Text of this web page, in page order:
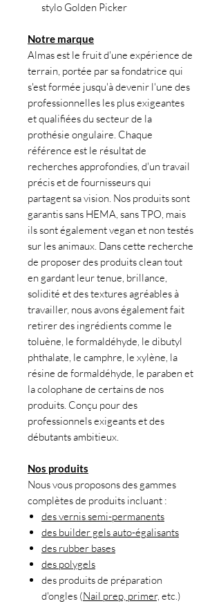
stylo Golden Picker
Notre marque
Almas est le fruit d'une expérience de
terrain, portée par sa fondatrice qui
s'est formée jusqu'à devenir l'une des
professionnelles les plus exigeantes
et qualifiées du secteur de la
prothésie ongulaire. Chaque
référence est le résultat de
recherches approfondies, d'un travail
précis et de fournisseurs qui
partagent sa vision. Nos produits sont
garantis sans HEMA, sans TPO, mais
ils sont également vegan et non testés
sur les animaux. Dans cette recherche
de proposer des produits clean tout
en gardant leur tenue, brillance,
solidité et des textures agréables à
travailler, nous avons également fait
retirer des ingrédients comme le
toluène, le formaldéhyde, le dibutyl
phthalate, le camphre, le xylène, la
résine de formaldéhyde, le paraben et
la colophane de certains de nos
produits. Conçu pour des
professionnels exigeants et des
débutants ambitieux.
Nos produits
Nous vous proposons des gammes
complètes de produits incluant :
des vernis semi-permanents
des builder gels auto-égalisants
des rubber bases
des polygels
des produits de préparation
d'ongles (Nail prep, primer, etc.)